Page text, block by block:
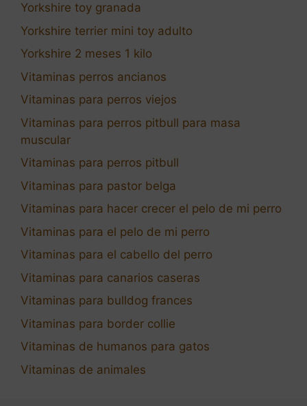
Yorkshire toy granada
Yorkshire terrier mini toy adulto
Yorkshire 2 meses 1 kilo
Vitaminas perros ancianos
Vitaminas para perros viejos
Vitaminas para perros pitbull para masa
muscular
Vitaminas para perros pitbull
Vitaminas para pastor belga
Vitaminas para hacer crecer el pelo de mi perro
Vitaminas para el pelo de mi perro
Vitaminas para el cabello del perro
Vitaminas para canarios caseras
Vitaminas para bulldog frances
Vitaminas para border collie
Vitaminas de humanos para gatos
Vitaminas de animales